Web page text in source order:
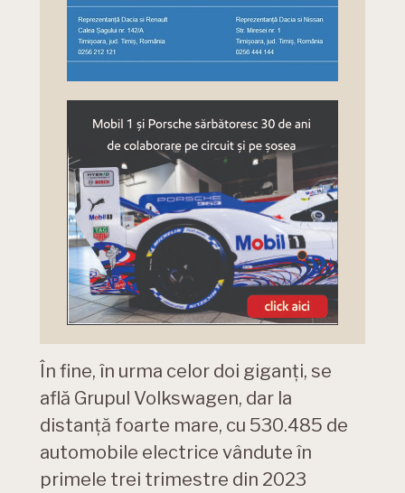
În fine, în urma celor doi giganți, se
află Grupul Volkswagen, dar la
distanță foarte mare, cu 530.485 de
automobile electrice vândute în
primele trei trimestre din 2023